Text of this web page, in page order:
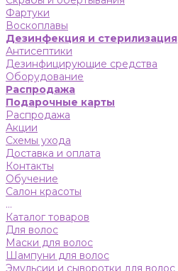
Фартуки
Воскоплавы
Дезинфекция и стерилизация
Антисептики
Дезинфицирующие средства
Оборудование
Распродажа
Подарочные карты
Распродажа
Акции
Схемы ухода
Доставка и оплата
Контакты
Обучение
Салон красоты
...
Каталог товаров
Для волос
Маски для волос
Шампуни для волос
Эмульсии и сыворотки для волос